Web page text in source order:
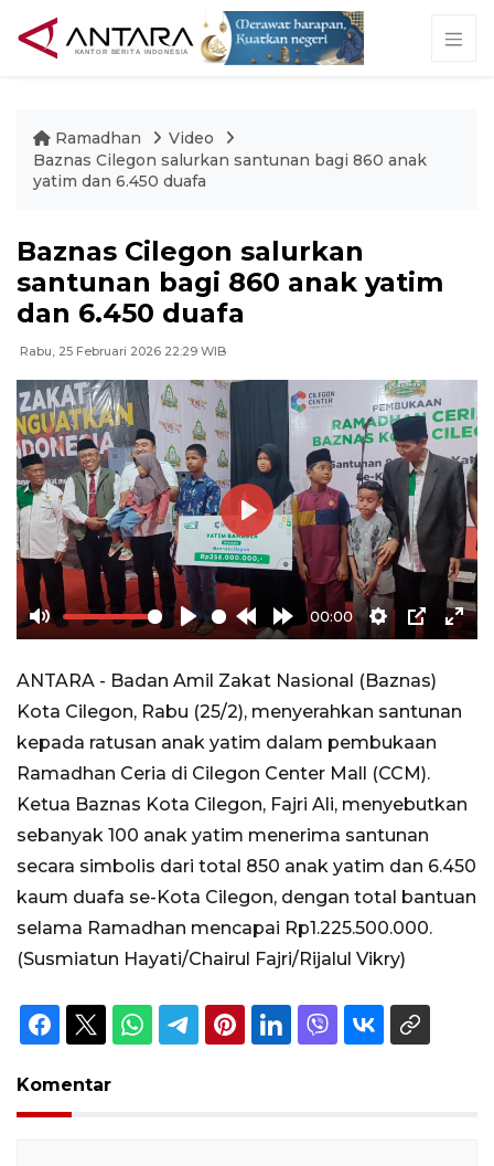
Ramadhan
Video
Baznas Cilegon salurkan santunan bagi 860 anak
yatim dan 6.450 duafa
Baznas Cilegon salurkan
santunan bagi 860 anak yatim
dan 6.450 duafa
Rabu, 25 Februari 2026 22:29 WIB
Mute Play
Rewind
10s
Forward
10s
00:00
Settings
PIP
Play
ANTARA - Badan Amil Zakat Nasional (Baznas)
Kota Cilegon, Rabu (25/2), menyerahkan santunan
kepada ratusan anak yatim dalam pembukaan
Ramadhan Ceria di Cilegon Center Mall (CCM).
Ketua Baznas Kota Cilegon, Fajri Ali, menyebutkan
sebanyak 100 anak yatim menerima santunan
secara simbolis dari total 850 anak yatim dan 6.450
kaum duafa se-Kota Cilegon, dengan total bantuan
selama Ramadhan mencapai Rp1.225.500.000.
(Susmiatun Hayati/Chairul Fajri/Rijalul Vikry)
Komentar